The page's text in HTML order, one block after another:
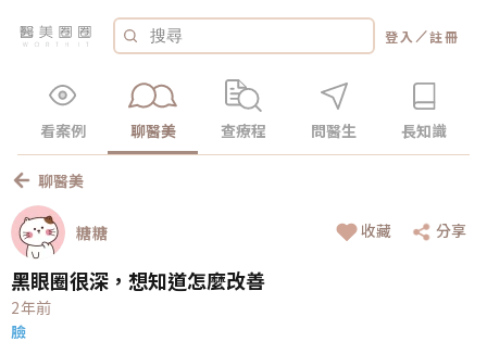
登入 ／註冊
看案例 聊醫美 查療程 問醫生 長知識
聊醫美
糖糖 收藏 分享
黑眼圈很深，想知道怎麼改善
2年前
臉